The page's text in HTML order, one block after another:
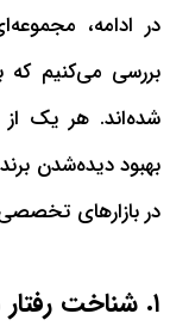
در ادامه،
شده‌اند. هر یک از
بهبود دیده‌شدن
در بازارهای تخصصی
۱. شناخت رفتار مخاطبان B2B